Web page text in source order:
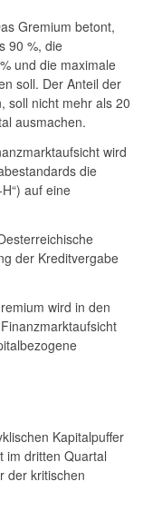
Gremium betont,
90 %, die
und die maximale
soll. Der Anteil der
soll nicht mehr als 20
ausmachen.
wird
die
auf eine
der Kreditvergabe
wird in den
Kapitalpuffer
im dritten Quartal
der kritischen